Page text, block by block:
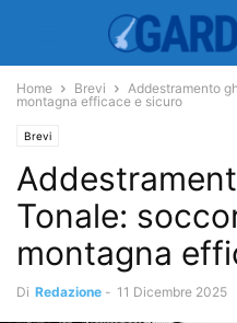
Home Brevi
Addestramento
montagna efficace e sicuro
Brevi
Tonale:
montagna
Di Redazione - 11 Dicembre 2025